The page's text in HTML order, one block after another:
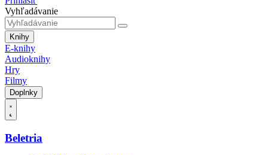
Vyhľadávanie
Knihy
E-knihy
Audioknihy
Hry
Filmy
Doplnky
Beletria